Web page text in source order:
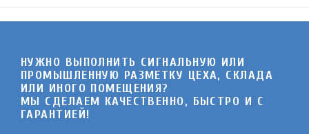
НУЖНО ВЫПОЛНИТЬ СИГНАЛЬНУЮ ИЛИ
ПРОМЫШЛЕННУЮ РАЗМЕТКУ ЦЕХА, СКЛАДА
ИЛИ ИНОГО ПОМЕЩЕНИЯ?
МЫ СДЕЛАЕМ КАЧЕСТВЕННО, БЫСТРО И C
ГАРАНТИЕЙ!